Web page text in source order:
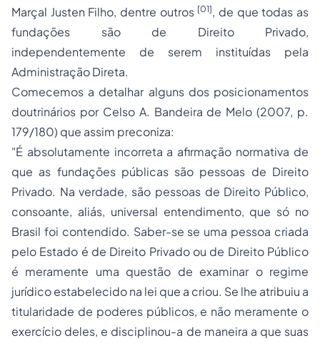
Marçal Justen Filho, dentre outros [01], de que todas as
fundações são de Direito Privado,
independentemente de serem instituídas pela
Administração Direta.
Comecemos a detalhar alguns dos posicionamentos
doutrinários por Celso A. Bandeira de Melo (2007, p.
179/180) que assim preconiza:
"É absolutamente incorreta a afirmação normativa de
que as fundações públicas são pessoas de Direito
Privado. Na verdade, são pessoas de Direito Público,
consoante, aliás, universal entendimento, que só no
Brasil foi contendido. Saber-se se uma pessoa criada
pelo Estado é de Direito Privado ou de Direito Público
é meramente uma questão de examinar o regime
jurídico estabelecido na lei que a criou. Se lhe atribuiu a
titularidade de poderes públicos, e não meramente o
exercício deles, e disciplinou-a de maneira a que suas